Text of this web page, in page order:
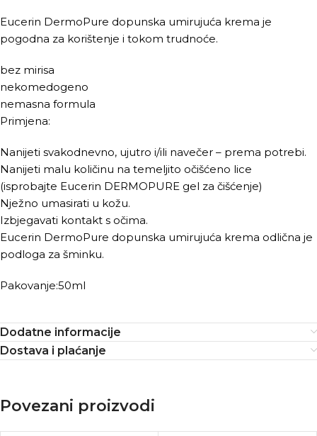
Eucerin DermoPure dopunska umirujuća krema je
pogodna za korištenje i tokom trudnoće.
bez mirisa
nekomedogeno
nemasna formula
Primjena:
Nanijeti svakodnevno, ujutro i/ili navečer – prema potrebi.
Nanijeti malu količinu na temeljito očišćeno lice
(isprobajte Eucerin DERMOPURE gel za čišćenje)
Nježno umasirati u kožu.
Izbjegavati kontakt s očima.
Eucerin DermoPure dopunska umirujuća krema odlična je
podloga za šminku.
Pakovanje:50ml
Dodatne informacije
Dostava i plaćanje
Povezani proizvodi